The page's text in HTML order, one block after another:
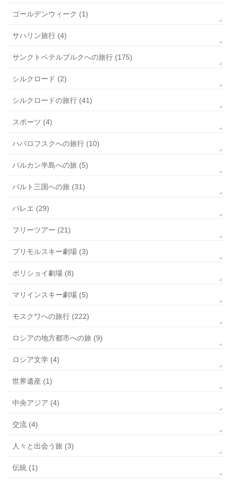
ゴールデンウィーク (1)
サハリン旅行 (4)
サンクトペテルブルクへの旅行 (175)
シルクロード (2)
シルクロードの旅行 (41)
スポーツ (4)
ハバロフスクへの旅行 (10)
バルカン半島への旅 (5)
バルト三国への旅 (31)
バレエ (29)
フリーツアー (21)
プリモルスキー劇場 (3)
ボリショイ劇場 (8)
マリインスキー劇場 (5)
モスクワへの旅行 (222)
ロシアの地方都市への旅 (9)
ロシア文学 (4)
世界遺産 (1)
中央アジア (4)
交流 (4)
人々と出会う旅 (3)
伝統 (1)